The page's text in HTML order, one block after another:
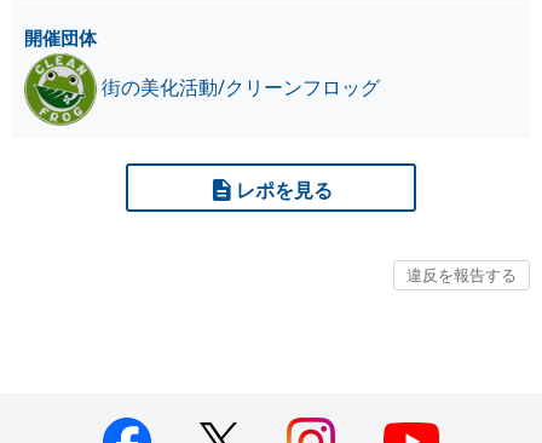
開催団体
街の美化活動/クリーンフロッグ
レポを見る